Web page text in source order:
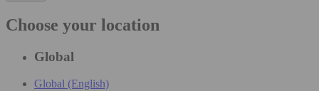
Choose your location
Global
Global (English)